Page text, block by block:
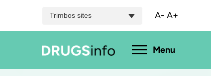
Trimbos sites A- A+
Menu